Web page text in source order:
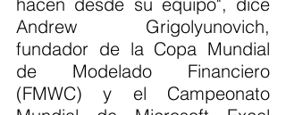
Andrew Grigolyunovich,
fundador de la Copa Mundial
de Modelado Financiero
(FMWC) y el Campeonato